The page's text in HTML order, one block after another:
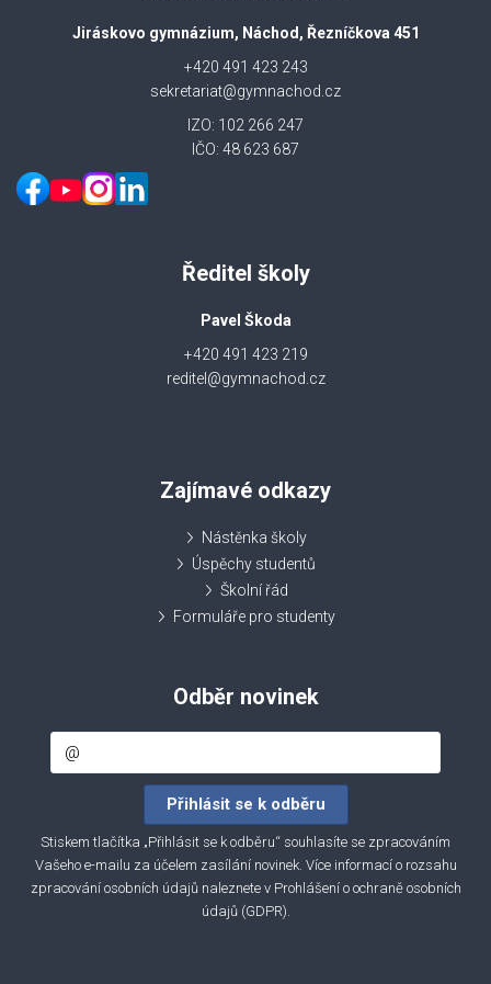
Jiráskovo gymnázium, Náchod, Řezníčkova 451
+420 491 423 243
sekretariat@gymnachod.cz
IZO: 102 266 247
IČO: 48 623 687
Ředitel školy
Pavel Škoda
+420 491 423 219
reditel@gymnachod.cz
Zajímavé odkazy
Nástěnka školy
Úspěchy studentů
Školní řád
Formuláře pro studenty
Odběr novinek
Stiskem tlačítka „Přihlásit se k odběru“ souhlasíte se zpracováním
Vašeho e-mailu za účelem zasílání novinek. Více informací o rozsahu
zpracování osobních údajů naleznete v Prohlášení o ochraně osobních
údajů (GDPR).